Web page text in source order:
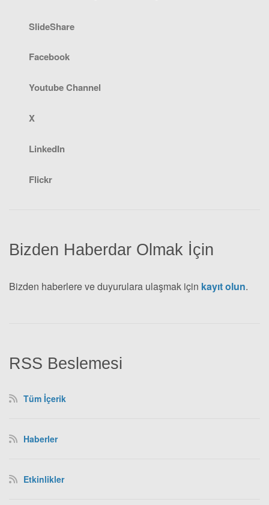
RSS Beslemesi
Tüm İçerik
Haberler
Etkinlikler
Bizden Haberdar Olmak İçin
Bizden haberlere ve duyurulara ulaşmak için kayıt olun.
SlideShare
Facebook
Youtube Channel
X
LinkedIn
Flickr